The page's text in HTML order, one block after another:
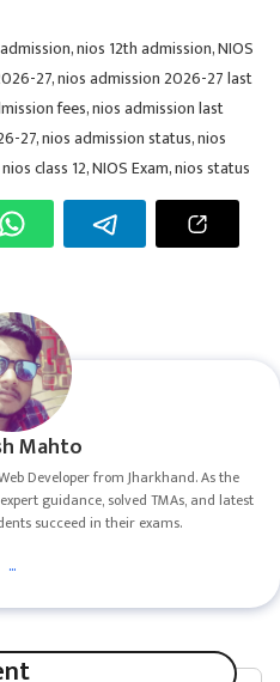
,nios 12th admission,NIOS
27,nios admission 2026-27 last
fees,nios admission last
27,nios admission status,nios
class 12,NIOS Exam,nios status
Mahto
Developer from Jharkhand. As the
guidance, solved TMAs, and latest
succeed in their exams.
...